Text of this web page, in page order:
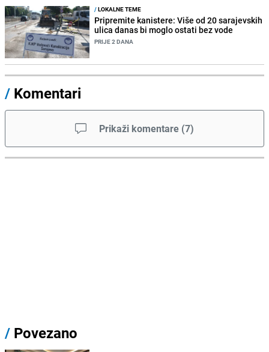
/LOKALNE TEME
Pripremite kanistere: Više od 20 sarajevskih
ulica danas bi moglo ostati bez vode
PRIJE 2 DANA
/ Komentari
Prikaži komentare (7)
/ Povezano